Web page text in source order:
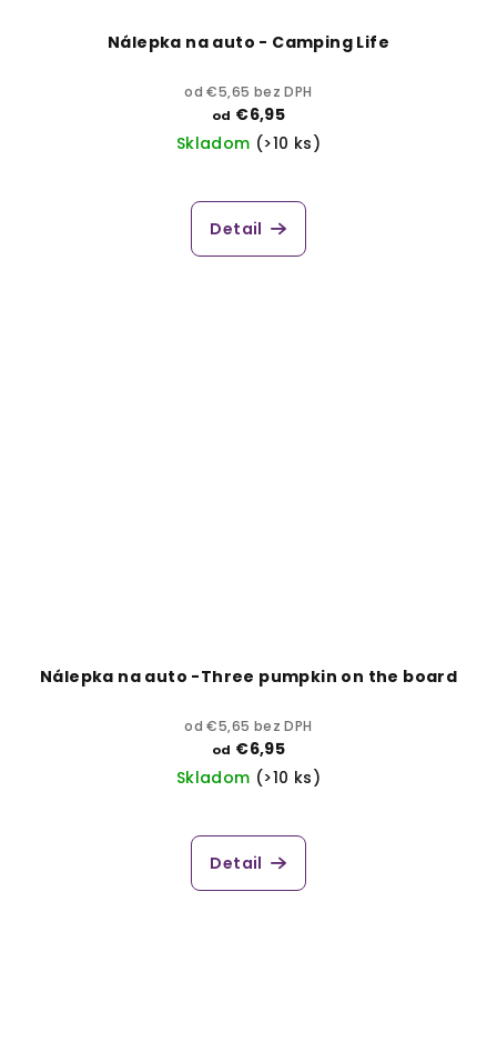
Nálepka na auto - Camping Life
od €5,65 bez DPH
od €6,95
Skladom (>10 ks)
Detail
Nálepka na auto -Three pumpkin on the board
od €5,65 bez DPH
od €6,95
Skladom (>10 ks)
Detail